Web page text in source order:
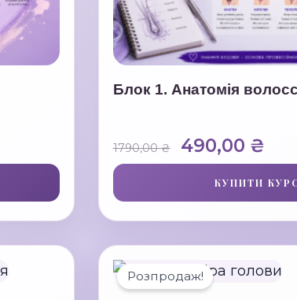
Блок 1. Анатомія
1790,00₴
Оригінальна
ціна:
1790,00 ₴.
490,00 ₴
КУПИТИ
Розпродаж!